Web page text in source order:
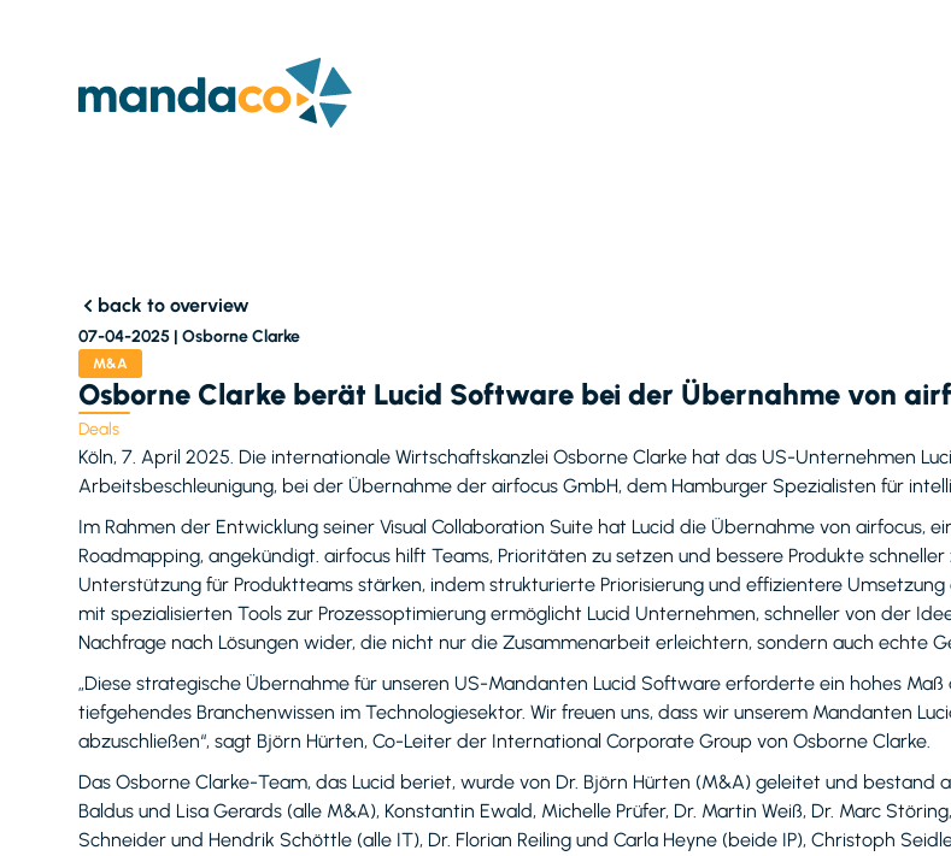
back to overview
07-04-2025 | Osborne Clarke
M&A
Osborne Clarke berät Lucid Software bei der Übernahme von
Deals
Köln, 7. April 2025. Die internationale Wirtschaftskanzlei Osborne Clarke hat das US-Unternehmen
Arbeitsbeschleunigung, bei der Übernahme der airfocus GmbH, dem Hamburger Spezialisten für
Im Rahmen der Entwicklung seiner Visual Collaboration Suite hat Lucid die Übernahme von airfocus,
Roadmapping, angekündigt. airfocus hilft Teams, Prioritäten zu setzen und bessere Produkte
Unterstützung für Produktteams stärken, indem strukturierte Priorisierung und effizientere
mit spezialisierten Tools zur Prozessoptimierung ermöglicht Lucid Unternehmen, schneller von der
Nachfrage nach Lösungen wider, die nicht nur die Zusammenarbeit erleichtern, sondern auch echte
„Diese strategische Übernahme für unseren US-Mandanten Lucid Software erforderte ein hohes
tiefgehendes Branchenwissen im Technologiesektor. Wir freuen uns, dass wir unserem Mandanten
abzuschließen“, sagt Björn Hürten, Co-Leiter der International Corporate Group von Osborne Clarke.
Das Osborne Clarke-Team, das Lucid beriet, wurde von Dr. Björn Hürten (M&A) geleitet und bestand
Baldus und Lisa Gerards (alle M&A), Konstantin Ewald, Michelle Prüfer, Dr. Martin Weiß, Dr. Marc
Schneider und Hendrik Schöttle (alle IT), Dr. Florian Reiling und Carla Heyne (beide IP), Christoph